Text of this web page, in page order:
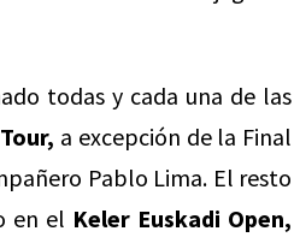
todas y cada una de las
a excepción de la Final
Pablo Lima. El resto
en el Keler Euskadi Open,